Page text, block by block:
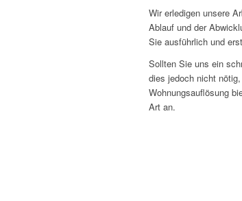
Wir erledigen unsere
Ablauf und der
Sie ausführlich und
Sollten Sie uns ein
dies jedoch nicht
Wohnungsauflösung
Art an.